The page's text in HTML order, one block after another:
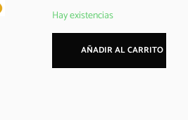
Hay existencias
AÑADIR AL CARRITO